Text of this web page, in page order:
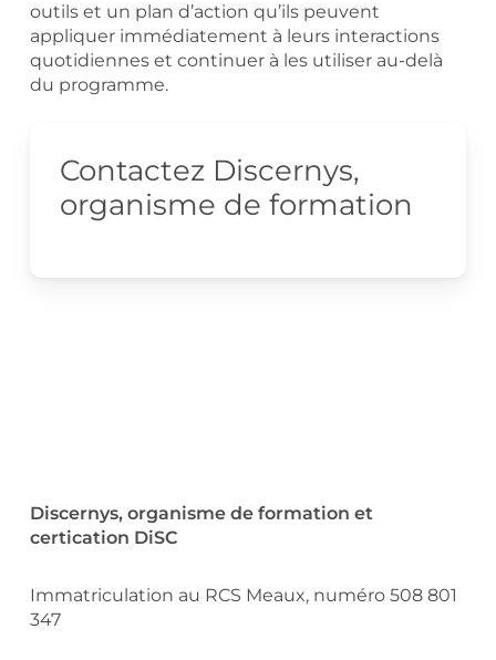
outils et un plan d’action qu’ils peuvent
appliquer immédiatement à leurs interactions
quotidiennes et continuer à les utiliser au-delà
du programme.
Contactez Discernys,
organisme de formation
Discernys, organisme de formation et
certication DiSC
Immatriculation au RCS Meaux, numéro 508 801
347